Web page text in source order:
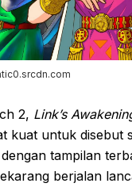
2, Link’s
kuat untuk disebut
tampilan
berjalan